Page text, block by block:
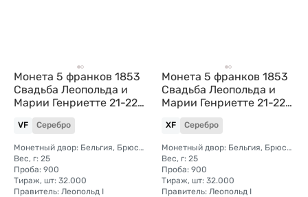
Монета 5 франков 1853
Свадьба Леопольда и
Марии Генриетте 21-22
Бельгия
VF Серебро
Монетный двор: Бельгия, Брюссель
Вес, г: 25
Проба: 900
Тираж, шт: 32.000
Правитель: Леопольд I
Монета 5 франков 1853
Свадьба Леопольда и
Марии Генриетте 21-22
Бельгия
XF Серебро
Монетный двор: Бельгия, Брюссель
Вес, г: 25
Проба: 900
Тираж, шт: 32.000
Правитель: Леопольд I